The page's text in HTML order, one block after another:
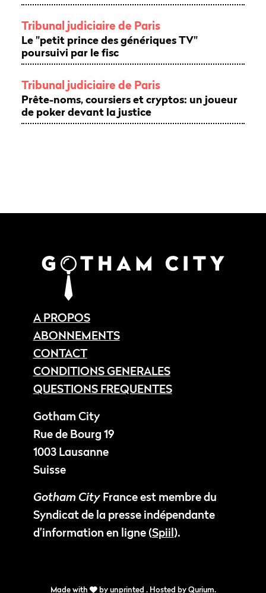
Tribunal judiciaire de Paris
Le "petit prince des génériques TV"
poursuivi par le fisc
Tribunal judiciaire de Paris
Prête-noms, coursiers et cryptos: un joueur
de poker devant la justice
A PROPOS
ABONNEMENTS
CONTACT
CONDITIONS GENERALES
QUESTIONS FREQUENTES
Gotham City
Rue de Bourg 19
1003 Lausanne
Suisse
Gotham CityFrance est membre du
Syndicat de la presse indépendante
d’information en ligne (Spiil).
Made with by unprinted . Hosted by Qurium.